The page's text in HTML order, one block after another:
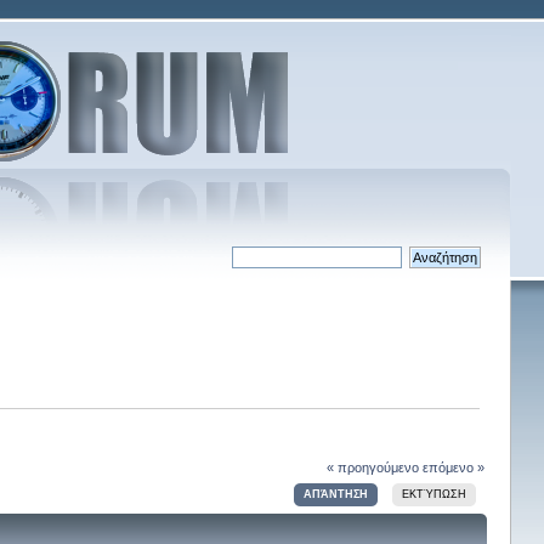
« προηγούμενο επόμενο »
ΑΠΆΝΤΗΣΗ ΕΚΤΎΠΩΣΗ